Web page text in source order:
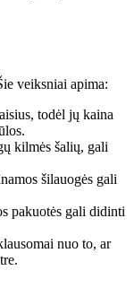
veiksniai apima:
todėl jų kaina
kilmės šalių, gali
šilauogės gali
pakuotės gali didinti
nuo to, ar